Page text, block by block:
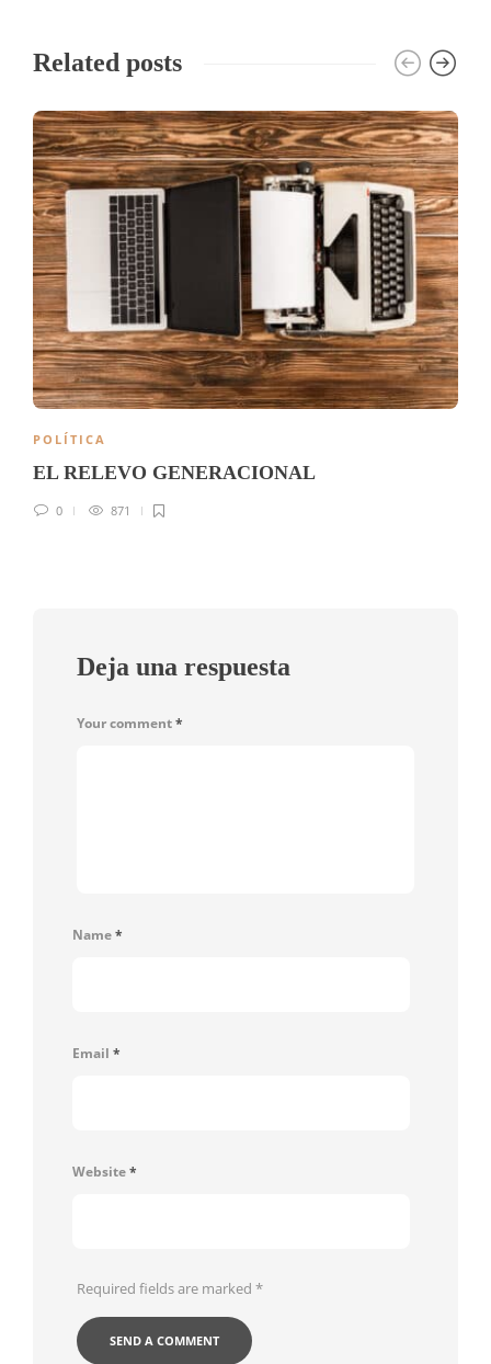
Related posts
POLÍTICA
EL RELEVO GENERACIONAL
0 871
Deja una respuesta
Your comment*
Name*
Email *
Website*
Required fields are marked *